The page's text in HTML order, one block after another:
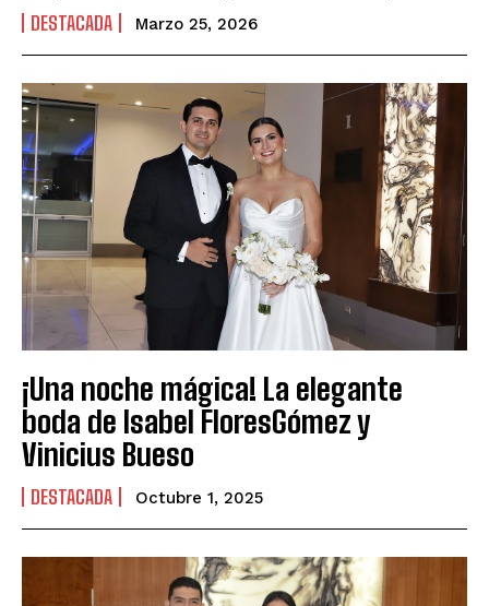
DESTACADA Marzo 25, 2026
¡Una noche mágica! La elegante
boda de Isabel FloresGómez y
Vinicius Bueso
DESTACADA Octubre 1, 2025